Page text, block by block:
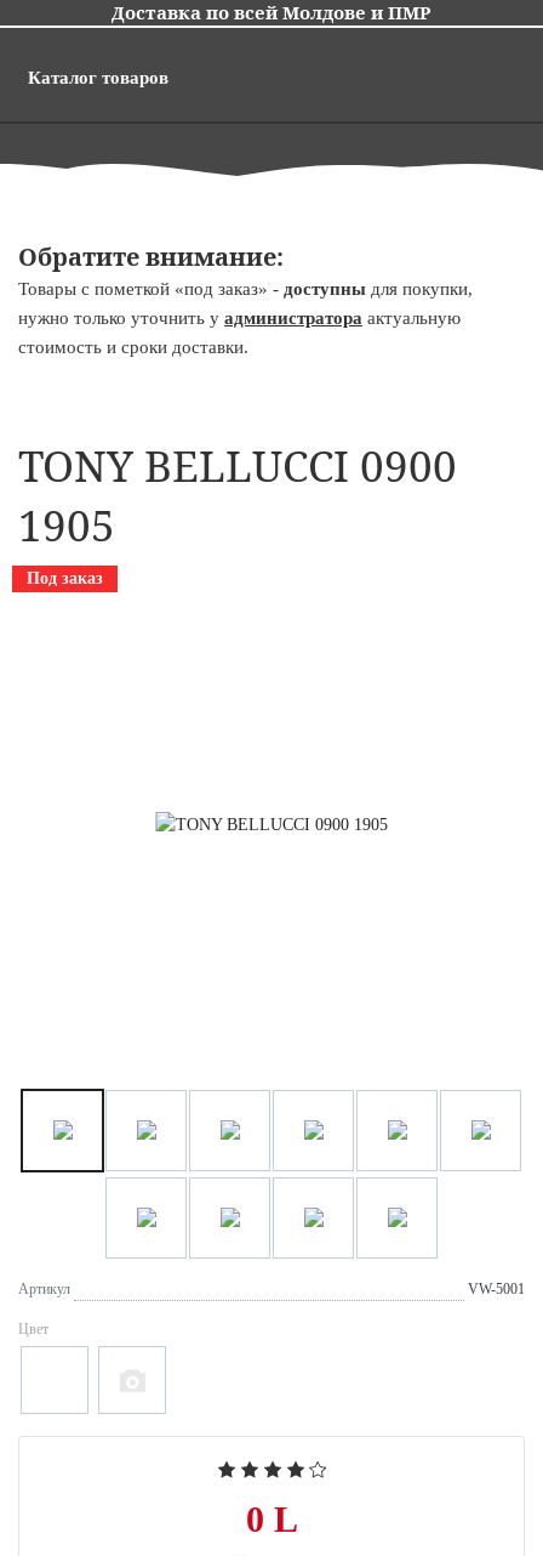
Доставка по всей Молдове и ПМР
Каталог товаров
Обратите внимание:
Товары с пометкой «под заказ» - доступны для покупки,
нужно только уточнить у администратора актуальную
стоимость и сроки доставки.
TONY BELLUCCI 0900
1905
Под заказ
Артикул VW-5001
Цвет
0 L